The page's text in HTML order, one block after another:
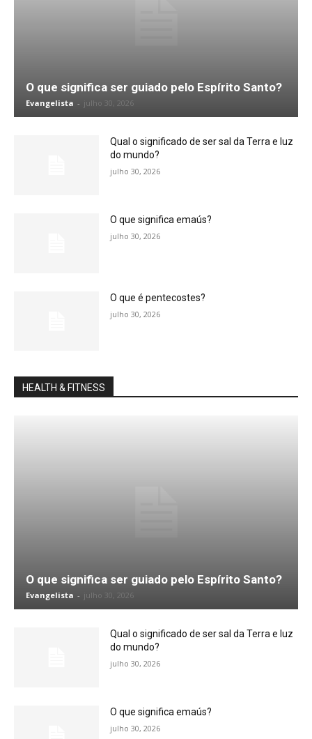
O que significa ser guiado pelo Espírito Santo?
Evangelista - julho 30, 2026
Qual o significado de ser sal da Terra e luz
do mundo?
julho 30, 2026
O que significa emaús?
julho 30, 2026
O que é pentecostes?
julho 30, 2026
HEALTH & FITNESS
O que significa ser guiado pelo Espírito Santo?
Evangelista - julho 30, 2026
Qual o significado de ser sal da Terra e luz
do mundo?
julho 30, 2026
O que significa emaús?
julho 30, 2026